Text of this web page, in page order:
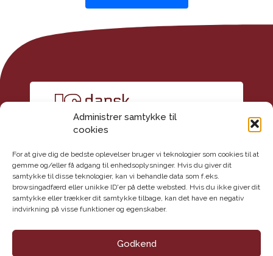
Administrer samtykke til
cookies
For at give dig de bedste oplevelser bruger vi teknologier som cookies til at
gemme og/eller få adgang til enhedsoplysninger. Hvis du giver dit
samtykke til disse teknologier, kan vi behandle data som f.eks.
browsingadfærd eller unikke ID'er på dette websted. Hvis du ikke giver dit
samtykke eller trækker dit samtykke tilbage, kan det have en negativ
indvirkning på visse funktioner og egenskaber.
Godkend
Kontakt
Dansk Geoteknisk Forening
Maglebjergvej 1
E-mail: info@danskgeotekniskforening.dk